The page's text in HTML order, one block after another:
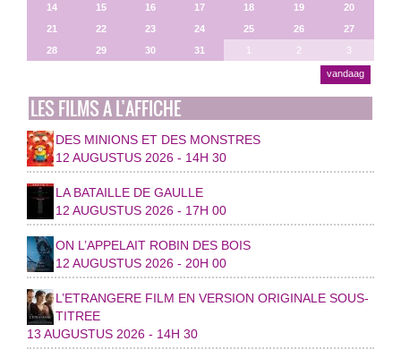
14
15 16 17 18 19
20
21
22 23 24 25 26
27
28
29 30 31 1 2 3
vandaag
LES FILMS A L’AFFICHE
DES MINIONS ET DES MONSTRES
12 AUGUSTUS 2026 - 14H 30
LA BATAILLE DE GAULLE
12 AUGUSTUS 2026 - 17H 00
ON L’APPELAIT ROBIN DES BOIS
12 AUGUSTUS 2026 - 20H 00
L’ETRANGERE FILM EN VERSION ORIGINALE SOUS-
TITREE
13 AUGUSTUS 2026 - 14H 30